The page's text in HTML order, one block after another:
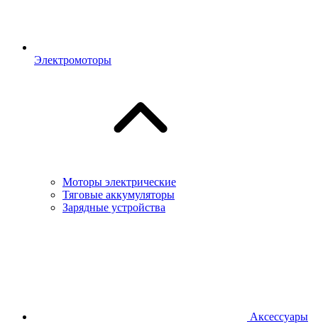
Электромоторы
Моторы электрические
Тяговые аккумуляторы
Зарядные устройства
Аксессуары